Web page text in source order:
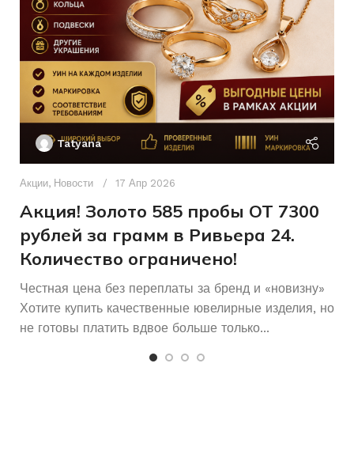
СОСТОЯНИЕ Б/У ХАРАКТЕРИСТИКА
ДЛЯ КОГО Женщинам
СОСТОЯНИЕ Б/У
Tatyana
Акции, Новости 17 Апр 2026
Акция! Золото 585 пробы ОТ 7300
рублей за грамм в Ривьера 24.
Количество ограничено!
Честная цена без переплаты за бренд и «новизну»
Хотите купить качественные ювелирные изделия, но
не готовы платить вдвое больше только...